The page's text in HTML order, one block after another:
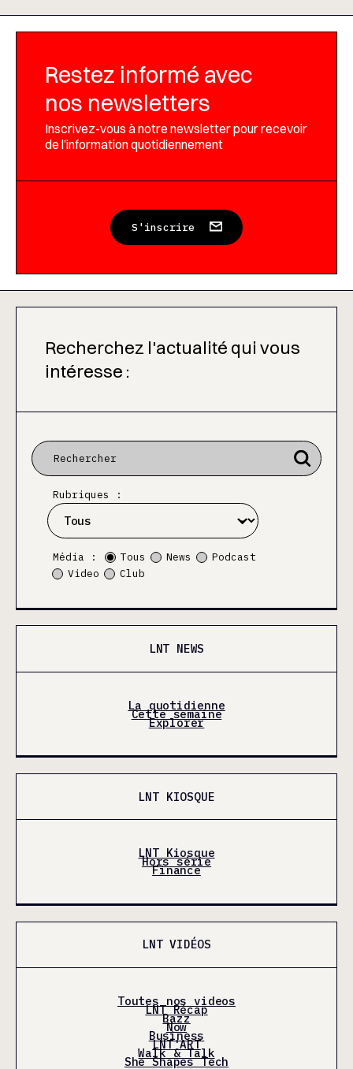
Restez informé avec
nos newsletters
Inscrivez-vous à notre newsletter pour recevoir
de l’information quotidiennement
S'inscrire
Recherchez l'actualité qui vous
intéresse :
Rubriques :
Média : Tous News
Podcast
Video
Club
LNT NEWS
La quotidienne
Cette semaine
Explorer
LNT KIOSQUE
LNT Kiosque
Hors série
Finance
LNT VIDÉOS
Toutes nos videos
LNT Récap
Bazz
Now
Business
LNT'ART
Walk & Talk
She Shapes Tech